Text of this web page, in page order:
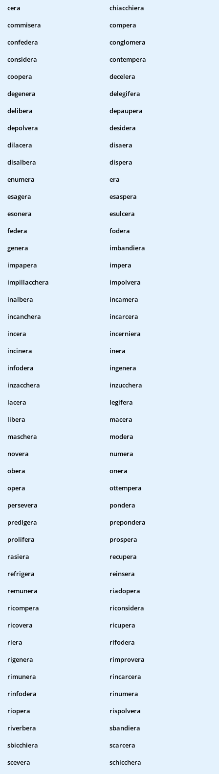
cera
chiacchiera
commisera
compera
confedera
conglomera
considera
contempera
coopera
decelera
degenera
delegifera
delibera
depaupera
depolvera
desidera
dilacera
disaera
disalbera
dispera
enumera
era
esagera
esaspera
esonera
esulcera
federa
fodera
genera
imbandiera
impapera
impera
impillacchera
impolvera
inalbera
incamera
incanchera
incarcera
incera
incerniera
incinera
inera
infodera
ingenera
inzacchera
inzucchera
lacera
legifera
libera
macera
maschera
modera
novera
numera
obera
onera
opera
ottempera
persevera
pondera
predigera
prepondera
prolifera
prospera
rasiera
recupera
refrigera
reinsera
remunera
riadopera
ricompera
riconsidera
ricovera
ricupera
riera
rifodera
rigenera
rimprovera
rimunera
rincarcera
rinfodera
rinumera
riopera
rispolvera
riverbera
sbandiera
sbicchiera
scarcera
scevera
schicchera